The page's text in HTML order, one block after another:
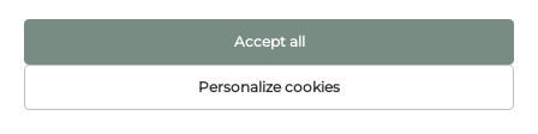
Bolsa de Tecido Cru
Bege em Lona para Pó,
Bolsinho Pequeno para
Bolsa Térmica Isolada
para Almoço com
Logotipo Personalizado,
Personalize cookies
Accept all